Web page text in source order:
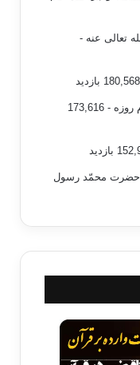
تعالی عنه -
روزه
- 173,616
حضرت محمّد رسول